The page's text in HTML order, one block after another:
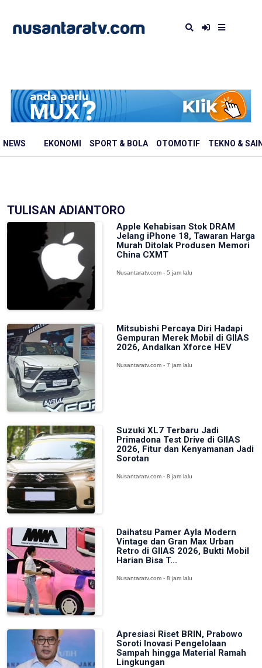
NEWS EKONOMI SPORT & BOLA OTOMOTIF TEKNO &
TULISAN ADIANTORO
Apple Kehabisan Stok DRAM
Jelang iPhone 18, Tawaran Harga
Murah Ditolak Produsen Memori
China CXMT
Nusantaratv.com - 5 jam lalu
Mitsubishi Percaya Diri Hadapi
Gempuran Merek Mobil di GIIAS
2026, Andalkan Xforce HEV
Nusantaratv.com - 7 jam lalu
Suzuki XL7 Terbaru Jadi
Primadona Test Drive di GIIAS
2026, Fitur dan Kenyamanan Jadi
Sorotan
Nusantaratv.com - 8 jam lalu
Daihatsu Pamer Ayla Modern
Vintage dan Gran Max Urban
Retro di GIIAS 2026, Bukti Mobil
Harian Bisa T...
Nusantaratv.com - 8 jam lalu
Apresiasi Riset BRIN, Prabowo
Soroti Inovasi Pengelolaan
Sampah hingga Material Ramah
Lingkungan